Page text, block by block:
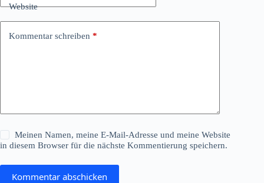
Website
Kommentar schreiben *
Meinen Namen, meine E-Mail-Adresse und meine Website
in diesem Browser für die nächste Kommentierung speichern.
Kommentar abschicken